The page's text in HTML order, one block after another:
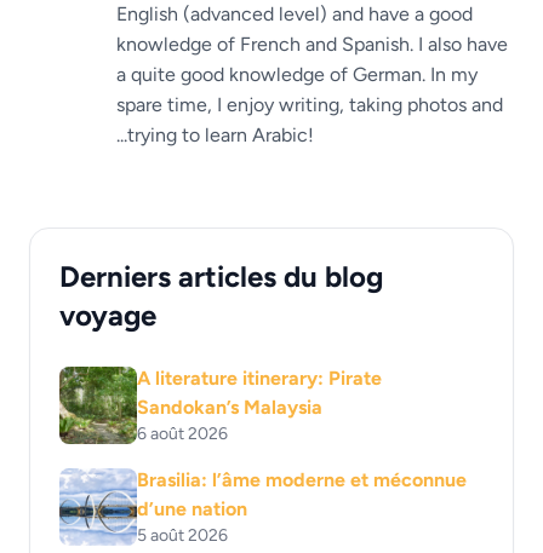
English (advanced level) and have a good
knowledge of French and Spanish. I also have
a quite good knowledge of German. In my
spare time, I enjoy writing, taking photos and
...trying to learn Arabic!
Derniers articles du blog
voyage
A literature itinerary: Pirate
Sandokan’s Malaysia
6 août 2026
Brasilia: l’âme moderne et méconnue
d’une nation
5 août 2026